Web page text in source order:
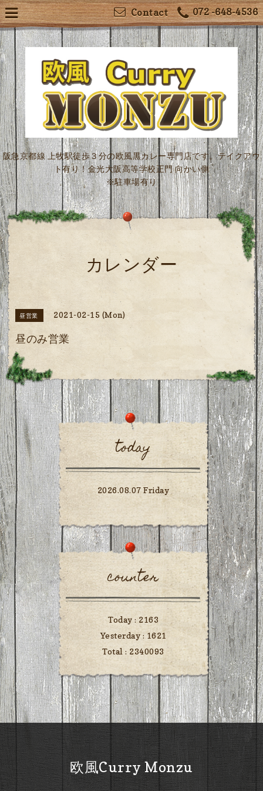
072 -648-4536
Contact
阪急京都線 上牧駅徒歩３分の欧風黒カレー専門店です。テイクアウ
ト有り！金光大阪高等学校正門 向かい側
※駐車場有り
カレンダー
昼営業 2021-02-15 (Mon)
昼のみ営業
today
2026.08.07 Friday
counter
Today : 2163
Yesterday : 1621
Total : 2340093
欧風Curry Monzu